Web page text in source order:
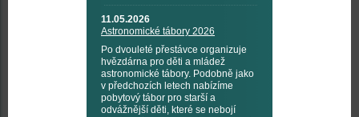
11.05.2026
Astronomické tábory 2026
Po dvouleté přestávce organizuje
hvězdárna pro děti a mládež
astronomické tábory. Podobně jako
v předchozích letech nabízíme
pobytový tábor pro starší a
odvážnější děti, které se nebojí